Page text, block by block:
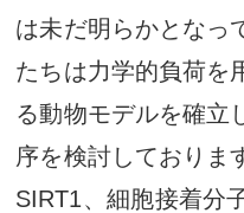
は未だ明らかとなっ
たちは力学的負荷を
る動物モデルを確立
序を検討しておりま
SIRT1、細胞接着分